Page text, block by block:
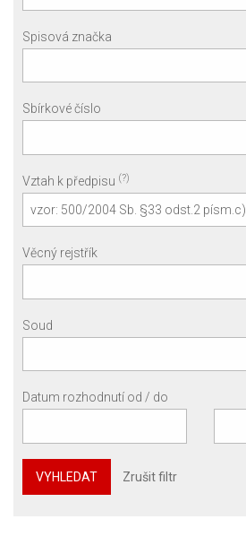
Spisová značka
Sbírkové číslo
Vztah k předpisu (?)
Věcný rejstřík
Soud
Datum rozhodnutí od / do
VYHLEDAT Zrušit filtr